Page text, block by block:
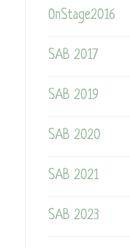
OnStage2016
SAB 2017
SAB 2019
SAB 2020
SAB 2021
SAB 2023